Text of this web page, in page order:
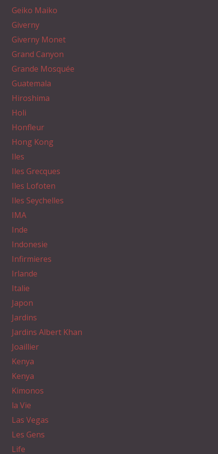
Geiko Maiko
Giverny
Giverny Monet
Grand Canyon
Grande Mosquée
Guatemala
Hiroshima
Holi
Honfleur
Hong Kong
Iles
Iles Grecques
Iles Lofoten
Iles Seychelles
IMA
Inde
Indonesie
Infirmieres
Irlande
Italie
Japon
Jardins
Jardins Albert Khan
Joaillier
Kenya
Kenya
Kimonos
la Vie
Las Vegas
Les Gens
Life